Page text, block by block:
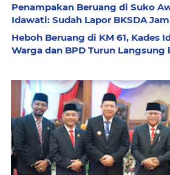
Penampakan Beruang di Suko
Idawati: Sudah Lapor BKSDA
Heboh Beruang di KM 61, Kades
Warga dan BPD Turun Langsung